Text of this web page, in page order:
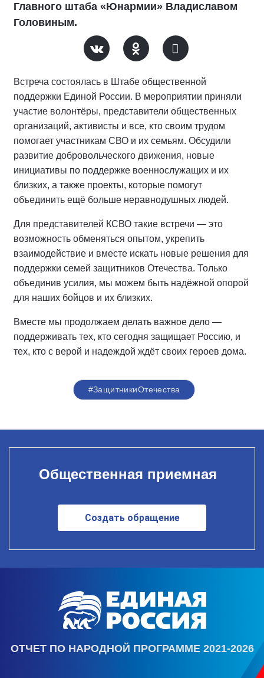
Главного штаба «Юнармии» Владиславом
Головиным.
Встреча состоялась в Штабе общественной
поддержки Единой России. В мероприятии приняли
участие волонтёры, представители общественных
организаций, активисты и все, кто своим трудом
помогает участникам СВО и их семьям. Обсудили
развитие добровольческого движения, новые
инициативы по поддержке военнослужащих и их
близких, а также проекты, которые помогут
объединить ещё больше неравнодушных людей.
Для представителей КСВО такие встречи — это
возможность обменяться опытом, укрепить
взаимодействие и вместе искать новые решения для
поддержки семей защитников Отечества. Только
объединив усилия, мы можем быть надёжной опорой
для наших бойцов и их близких.
Вместе мы продолжаем делать важное дело —
поддерживать тех, кто сегодня защищает Россию, и
тех, кто с верой и надеждой ждёт своих героев дома.
#ЗащитникиОтечества
Общественная приемная
Создать обращение
ОТЧЕТ ПО НАРОДНОЙ ПРОГРАММЕ 2021-2026